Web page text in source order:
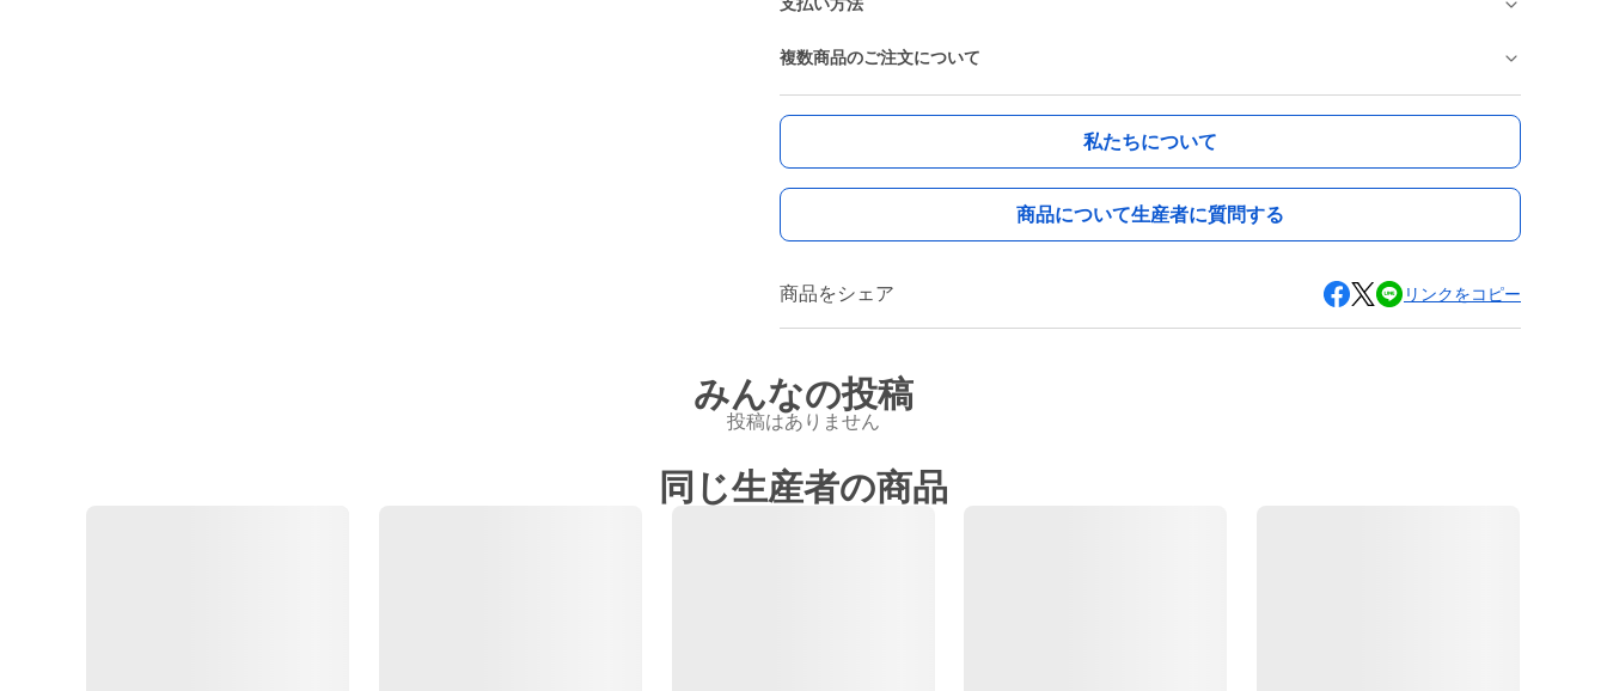
複数商品のご注文について
私たちについて
商品について生産者に質問する
商品をシェア リンクをコピー
みんなの投稿
投稿はありません
同じ生産者の商品